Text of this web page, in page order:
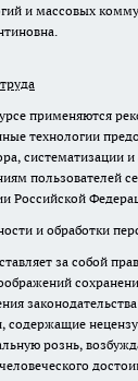
и массовых
применяются
технологии
систематизации и
пользователей
Российской
и обработки
за собой
содержащие
рознь,